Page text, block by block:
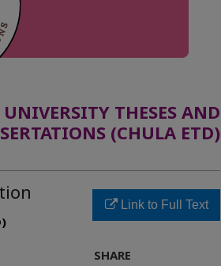
THESES AND
(CHULA ETD)
Link to Full Text
SHARE